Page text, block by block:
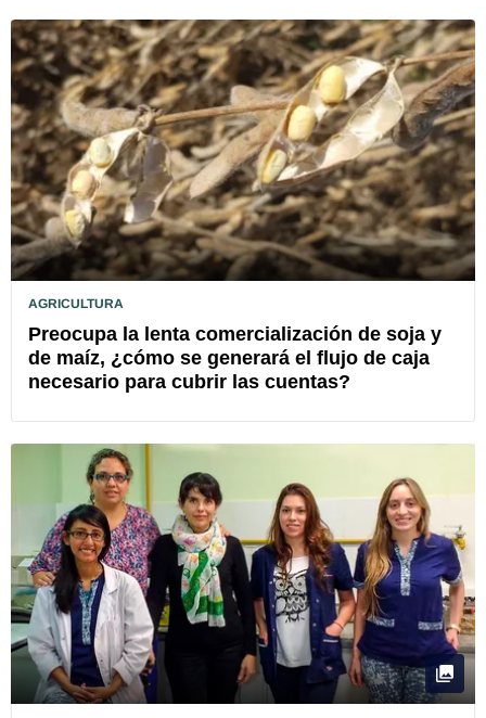
AGRICULTURA
Preocupa la lenta comercialización de soja y
de maíz, ¿cómo se generará el flujo de caja
necesario para cubrir las cuentas?